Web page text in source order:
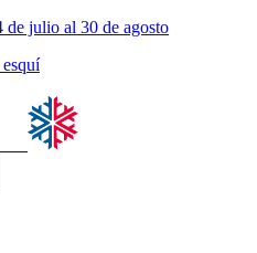
de julio al 30 de agosto
esquí